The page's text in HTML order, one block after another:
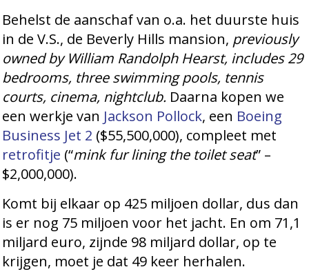
Behelst de aanschaf van o.a. het duurste huis
in de V.S., de Beverly Hills mansion, previously
owned by William Randolph Hearst, includes 29
bedrooms, three swimming pools, tennis
courts, cinema, nightclub. Daarna kopen we
een werkje van Jackson Pollock, een Boeing
Business Jet 2 ($55,500,000), compleet met
retrofitje (“mink fur lining the toilet seat” –
$2,000,000).
Komt bij elkaar op 425 miljoen dollar, dus dan
is er nog 75 miljoen voor het jacht. En om 71,1
miljard euro, zijnde 98 miljard dollar, op te
krijgen, moet je dat 49 keer herhalen.